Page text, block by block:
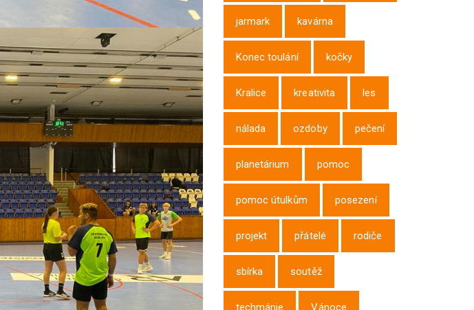
jarmark kavárna
Konec toulání kočky
Kralice kreativita les
nálada ozdoby pečení
planetárium pomoc
pomoc útulkům posezení
projekt přátelé rodiče
sbírka soutěž
techmánie Vánoce